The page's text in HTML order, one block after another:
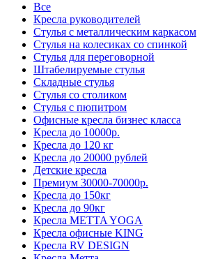
Все
Кресла руководителей
Стулья с металлическим каркасом
Стулья на колесиках со спинкой
Стулья для переговорной
Штабелируемые стулья
Складные стулья
Стулья со столиком
Стулья с пюпитром
Офисные кресла бизнес класса
Кресла до 10000р.
Кресла до 120 кг
Кресла до 20000 рублей
Детские кресла
Премиум 30000-70000р.
Кресла до 150кг
Кресла до 90кг
Кресла METTA YOGA
Кресла офисные KING
Кресла RV DESIGN